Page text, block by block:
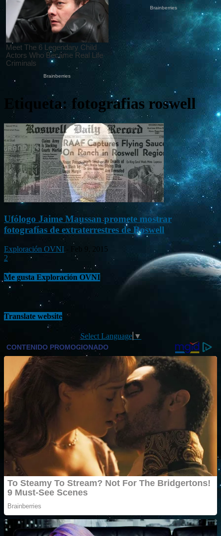
Etiqueta: fotografias roswell
Ufólogo Jaime Maussan promete mostrar
fotografías de extraterrestres de Roswell
Exploración OVNI
Feb 9, 2015
2
Me gusta Exploración OVNI
Translate website
Select Language ▼